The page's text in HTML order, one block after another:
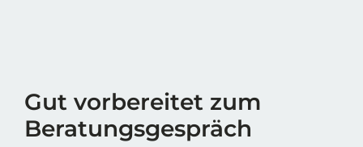
Gut vorbereitet zum
Beratungsgespräch